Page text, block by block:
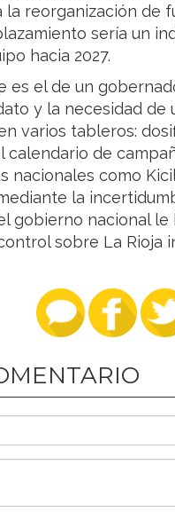
reorganización de
sería un
hacia 2027.
es el de un
y la necesidad de
varios tableros:
de
nacionales como
la
gobierno nacional
sobre La Rioja